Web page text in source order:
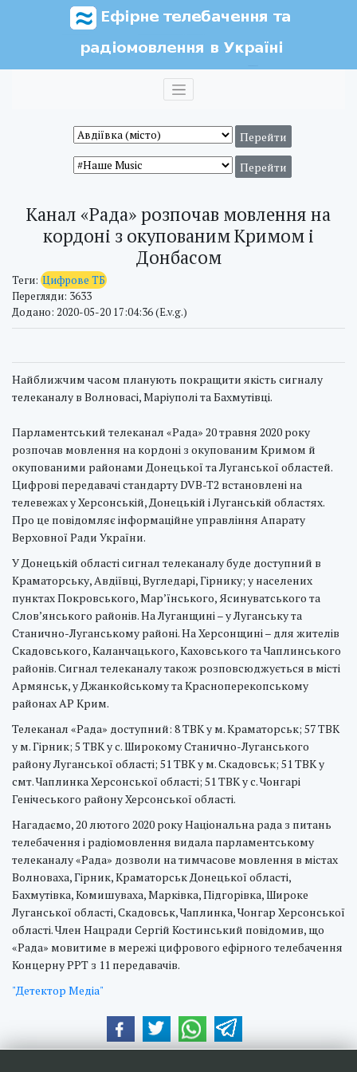
Канал «Рада» розпочав мовлення на
кордоні з окупованим Кримом і
Донбасом
Теги: Цифрове ТБ
Перегляди: 3633
Додано: 2020-05-20 17:04:36 (E.v.g.)
Найближчим часом планують покращити якість сигналу
телеканалу в Волновасі, Маріуполі та Бахмутівці.
Парламентський телеканал «Рада» 20 травня 2020 року
розпочав мовлення на кордоні з окупованим Кримом й
окупованими районами Донецької та Луганської областей.
Цифрові передавачі стандарту DVB-T2 встановлені на
телевежах у Херсонській, Донецькій і Луганській областях.
Про це повідомляє інформаційне управління Апарату
Верховної Ради України.
У Донецькій області сигнал телеканалу буде доступний в
Краматорську, Авдіївці, Вугледарі, Гірнику; у населених
пунктах Покровського, Мар’їнського, Ясинуватського та
Слов’янського районів. На Луганщині – у Луганську та
Станично-Луганському районі. На Херсонщині – для жителів
Скадовського, Каланчацького, Каховського та Чаплинського
районів. Сигнал телеканалу також розповсюджується в місті
Армянськ, у Джанкойському та Красноперекопському
районах АР Крим.
Телеканал «Рада» доступний: 8 ТВК у м. Краматорськ; 57 ТВК
у м. Гірник; 5 ТВК у с. Широкому Станично-Луганського
району Луганської області; 51 ТВК у м. Скадовськ; 51 ТВК у
смт. Чаплинка Херсонської області; 51 ТВК у с. Чонгарі
Генічеського району Херсонської області.
Нагадаємо, 20 лютого 2020 року Національна рада з питань
телебачення і радіомовлення видала парламентському
телеканалу «Рада» дозволи на тимчасове мовлення в містах
Волноваха, Гірник, Краматорськ Донецької області,
Бахмутівка, Комишуваха, Марківка, Підгорівка, Широке
Луганської області, Скадовськ, Чаплинка, Чонгар Херсонської
області. Член Нацради Сергій Костинський повідомив, що
«Рада» мовитиме в мережі цифрового ефірного телебачення
Концерну РРТ з 11 передавачів.
"Детектор Медіа"